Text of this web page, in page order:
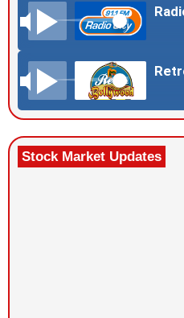
Stock Market Updates